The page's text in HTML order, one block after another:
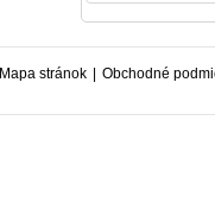
Mapa stránok Obchodné